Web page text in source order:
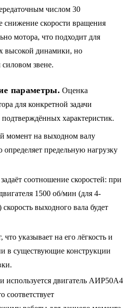
числом 30
снижение скорости вращения
мотора, что подходит для
высокой динамики, но
звене.
параметры. Оценка
для конкретной задачи
подтверждённых характеристик.
момент на выходном валу
определяет предельную нагрузку
соотношение скоростей: при
1500 об/мин (для 4-
выходного вала будет
указывает на его лёгкость и
в существующие конструкции
используется двигатель АИР50A4
соответствует